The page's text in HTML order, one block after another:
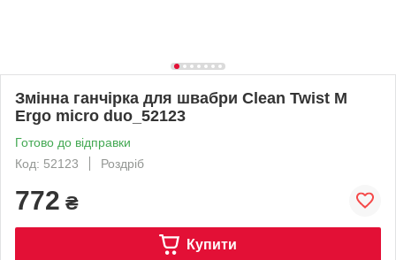
Змінна ганчірка для швабри Clean Twist M
Ergo micro duo_52123
Готово до відправки
Код: 52123
Роздріб
772 ₴
Купити